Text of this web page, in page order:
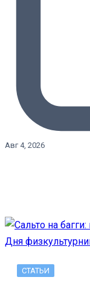
Авг 4, 2026
СТАТЬИ